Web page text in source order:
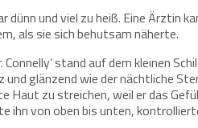
und viel zu heiß. Eine Ärztin
als sie sich behutsam näherte.
stand auf dem kleinen
glänzend wie der nächtliche
zu streichen, weil er das
von oben bis unten,